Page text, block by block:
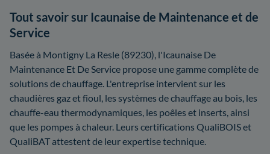
Tout savoir sur Icaunaise de Maintenance et de
Service
Basée à Montigny La Resle (89230), l'Icaunaise De
Maintenance Et De Service propose une gamme complète de
solutions de chauffage. L'entreprise intervient sur les
chaudières gaz et fioul, les systèmes de chauffage au bois, les
chauffe-eau thermodynamiques, les poêles et inserts, ainsi
que les pompes à chaleur. Leurs certifications QualiBOIS et
QualiBAT attestent de leur expertise technique.